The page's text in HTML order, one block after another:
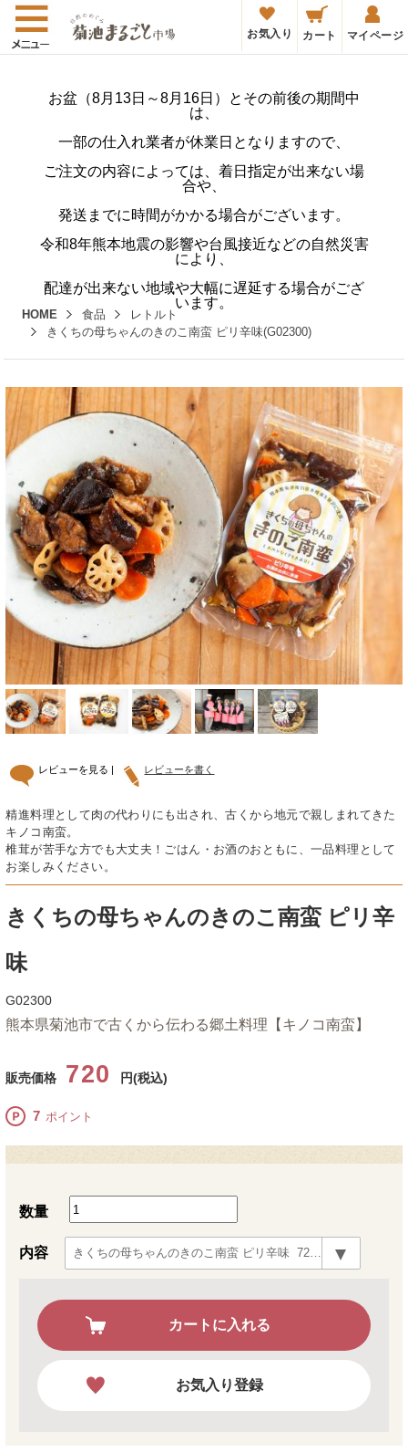
お気入り カート マイページ
お盆（8月13日～8月16日）とその前後の期間中
は、
一部の仕入れ業者が休業日となりますので、
ご注文の内容によっては、着日指定が出来ない場
合や、
発送までに時間がかかる場合がございます。
令和8年熊本地震の影響や台風接近などの自然災害
により、
配達が出来ない地域や大幅に遅延する場合がござ
います。
HOME 食品
レトルト
きくちの母ちゃんのきのこ南蛮 ピリ辛味(G02300)
レビューを見る | レビューを書く
精進料理として肉の代わりにも出され、古くから地元で親しまれてきた
キノコ南蛮。
椎茸が苦手な方でも大丈夫！ごはん・お酒のおともに、一品料理として
お楽しみください。
きくちの母ちゃんのきのこ南蛮 ピリ辛
味
G02300
熊本県菊池市で古くから伝わる郷土料理【キノコ南蛮】
販売価格 720 円(税込)
7 ポイント
数量
内容
カートに入れる
お気入り登録